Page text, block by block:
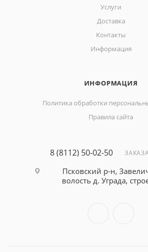
Услуги
Доставка
Контакты
Информация
ИНФОРМАЦИЯ
Политика обработки
Правила сайта
8 (8112) 50-02-50
Псковский р-н,
волость д. Уграда,